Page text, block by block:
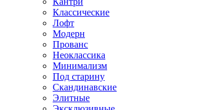
Классические
Лофт
Модерн
Прованс
Неоклассика
Минимализм
Под старину
Скандинавские
Элитные